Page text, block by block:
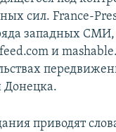
сил. France-
западных СМИ,
и
Донецка.
приводят